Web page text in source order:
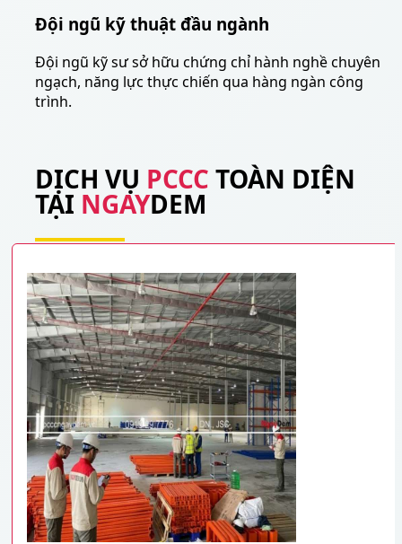
Đội ngũ kỹ thuật đầu ngành
Đội ngũ kỹ sư sở hữu chứng chỉ hành nghề chuyên
ngạch, năng lực thực chiến qua hàng ngàn công
trình.
DỊCH VỤ PCCC TOÀN DIỆN
TẠI NGAYDEM